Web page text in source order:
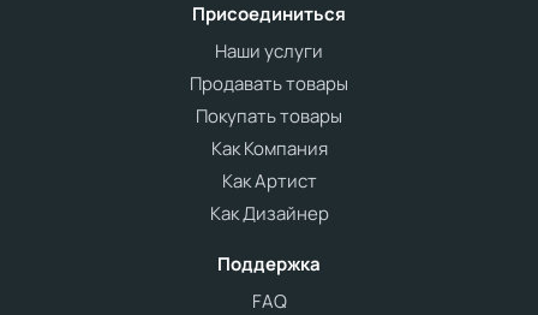
Присоединиться
Наши услуги
Продавать товары
Покупать товары
Как Компания
Как Артист
Как Дизайнер
Поддержка
FAQ